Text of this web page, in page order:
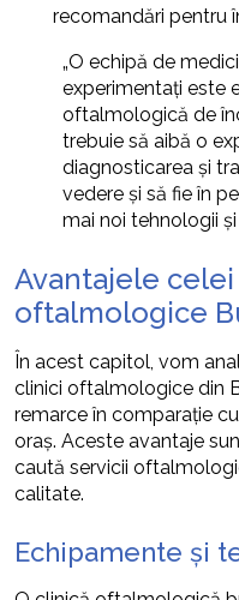
recomandări pentru
„O echipă de
experimentați este
oftalmologică de
trebuie să aibă o
diagnosticarea și
vedere și să fie în
mai noi tehnologii
Avantajele
oftalmologice
În acest capitol, vom
clinici oftalmologice din
remarce în comparație
oraș. Aceste avantaje
caută servicii
calitate.
Echipamente și